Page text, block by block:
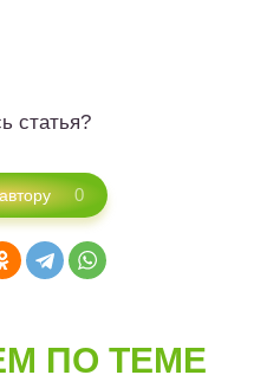
статья?
0
ПО ТЕМЕ